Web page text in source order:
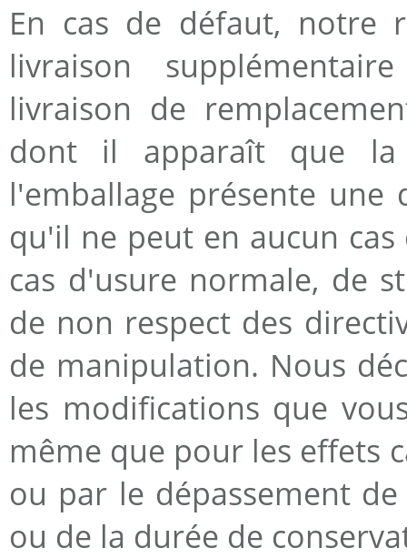
En cas de défaut, notre
livraison
livraison de
dont il apparaît que la
l'emballage présente une
qu'il ne peut en aucun
cas d'usure normale, de
de non respect des
de manipulation. Nous
les modifications que
même que pour les effets
ou par le dépassement
ou de la durée de